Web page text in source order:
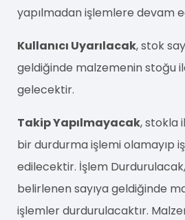
yapılmadan işlemlere devam
Kullanıcı Uyarılacak, stok
geldiğinde malzemenin stoğu
gelecektir.
Takip Yapılmayacak, stokla
bir durdurma işlemi olamayıp
edilecektir. İşlem Durdurulacak,
belirlenen sayıya geldiğinde
işlemler durdurulacaktır.